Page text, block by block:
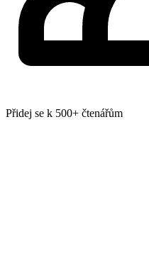
Přidej se k 500+ čtenářům